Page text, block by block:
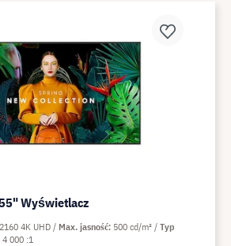
Wyświetlacz
4K UHD Max. jasność 500 cd/m²
Typ
4 000 :1